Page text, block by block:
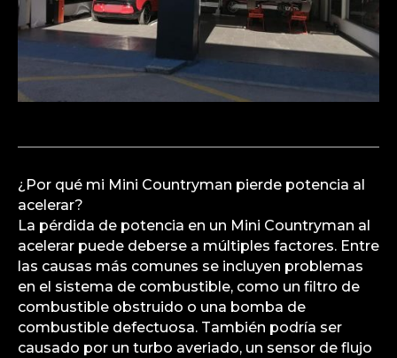
¿Por qué mi Mini Countryman pierde potencia al
acelerar?
La pérdida de potencia en un Mini Countryman al
acelerar puede deberse a múltiples factores. Entre
las causas más comunes se incluyen problemas
en el sistema de combustible, como un filtro de
combustible obstruido o una bomba de
combustible defectuosa. También podría ser
causado por un turbo averiado, un sensor de flujo